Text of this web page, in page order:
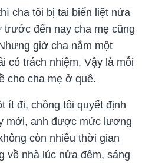
cha tôi bị tai biến liệt nửa
đến nay cha mẹ cũng
giờ cha nằm một
có trách nhiệm. Vậy là mỗi
cho cha mẹ ở quê.
ít đi, chồng tôi quyết định
mới, anh được mức lương
còn nhiều thời gian
về nhà lúc nửa đêm, sáng